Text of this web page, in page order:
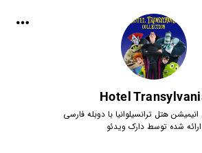
Hotel
هتل ترانسیلوانیا با دوبله فارسی
ارائه شده توسط دارک ویدئو